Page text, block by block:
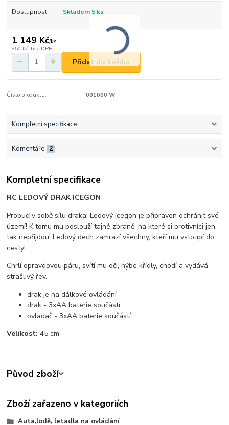
Dostupnost Skladem 5 ks
1 149 Kč/ks
950 Kč bez DPH
Přidat do košíku
Číslo produktu: 001600 W
Kompletní specifikace
Komentáře 2
Kompletní specifikace
RC LEDOVÝ DRAK ICEGON
Probuď v sobě sílu draka! Ledový Icegon je připraven ochránit své
území! K tomu mu poslouží tajné zbraně, na které si protivníci jen
tak nepřijdou! Ledový dech zamrazí všechny, kteří mu vstoupí do
cesty!
Chrlí opravdovou páru, svítí mu oči, hýbe křídly, chodí a vydává
strašlivý řev.
drak je na dálkové ovládání
drak - 3xAA baterie součástí
ovladač - 3xAA baterie součástí
Velikost:45 cm
Původ zboží
Zboží zařazeno v kategoriích
Auta,lodě, letadla na ovládání